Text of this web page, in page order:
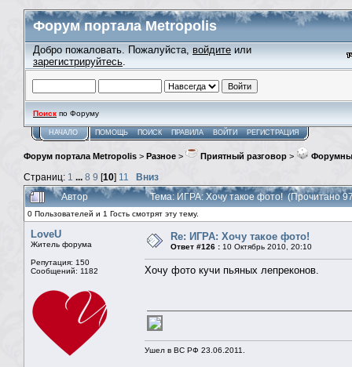
Форум портала Metropolis
Добро пожаловать. Пожалуйста, войдите или
зарегистрируйтесь.
Поиск по Форуму
НАЧАЛО ПОМОЩЬ ПОИСК ПРАВИЛА ВОЙТИ РЕГИСТРАЦИЯ
Форум портала Metropolis > Разное > Приятный разговор >
Страниц: 1 ... 8 9 [10] 11
Вниз
Автор
Тема: ИГРА: Хочу такое фото! (Прочитано
0 Пользователей и 1 Гость смотрят эту тему.
LoveU
Житель форума
Репутация: 150
Сообщений: 1182
Re: ИГРА: Хочу такое фото!
Ответ #126 : 10 Октябрь 2010, 20:10
Хочу фото кучи пьяных лепреконов.
Ушел в ВС РФ 23.06.2011.